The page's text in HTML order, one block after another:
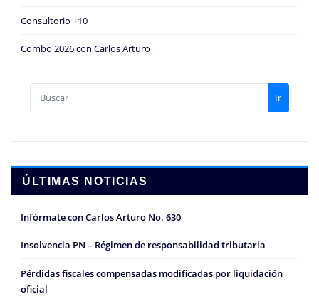
Consultorio +10
Combo 2026 con Carlos Arturo
Ir
ÚLTIMAS NOTICIAS
Infórmate con Carlos Arturo No. 630
Insolvencia PN – Régimen de responsabilidad tributaria
Pérdidas fiscales compensadas modificadas por liquidación
oficial